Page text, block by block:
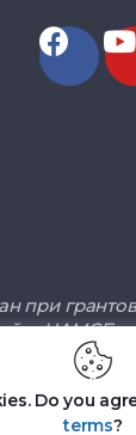
при
НАМСБ
CIPE, а
и позицию.
Do you
terms?